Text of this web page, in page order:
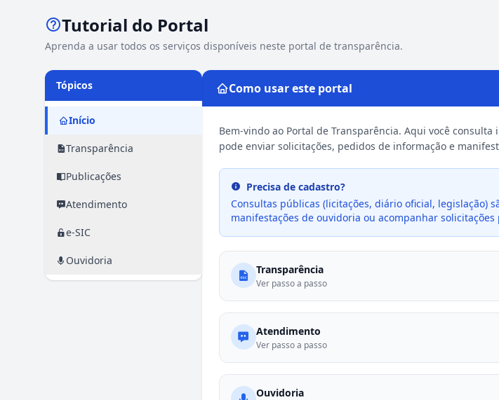
Tutorial do Portal
Aprenda a usar todos os serviços disponíveis neste portal de transparência.
Tópicos
Início
Transparência
Publicações
Atendimento
e-SIC
Ouvidoria
Como usar este portal
Bem-vindo ao Portal de Transparência. Aqui você
pode enviar solicitações, pedidos de informação e
Precisa de cadastro?
Consultas públicas (licitações, diário oficial, legislação)
manifestações de ouvidoria ou acompanhar
Transparência
Ver passo a passo
Atendimento
Ver passo a passo
Ouvidoria